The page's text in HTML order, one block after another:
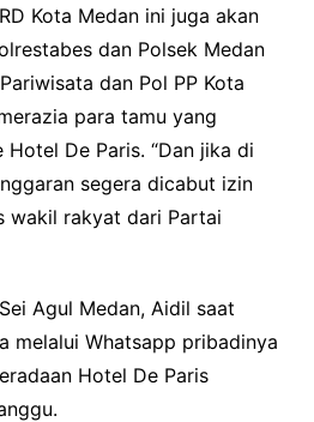
Kota Medan ini juga akan
dan Polsek Medan
dan Pol PP Kota
para tamu yang
De Paris. “Dan jika di
segera dicabut izin
wakil rakyat dari Partai
Agul Medan, Aidil saat
melalui Whatsapp pribadinya
Hotel De Paris